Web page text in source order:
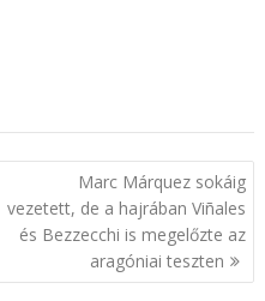
Marc Márquez sokáig
vezetett, de a hajrában Viñales
és Bezzecchi is megelőzte az
aragóniai teszten